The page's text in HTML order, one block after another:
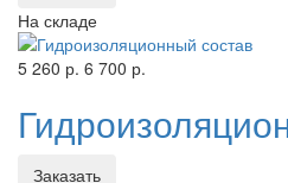
На складе
5 260 р. 6 700 р.
Заказать